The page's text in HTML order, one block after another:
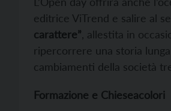
editrice ViTrend e salire al
carattere”, allestita in
ripercorrere una storia
cambiamenti della società
Formazione e Chieseacolori